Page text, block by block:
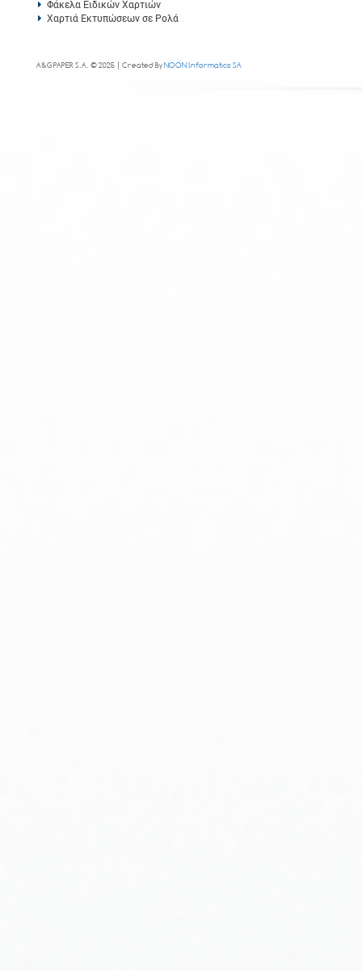
Φάκελα Ειδικών Χαρτιών
Χαρτιά Εκτυπώσεων σε Ρολά
A&G PAPER S.A. © 2025 | Created ByNOON Informatics SA